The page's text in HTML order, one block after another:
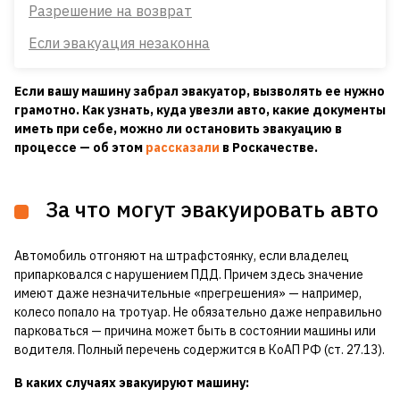
Разрешение на возврат
Если эвакуация незаконна
Если вашу машину забрал эвакуатор, вызволять ее нужно
грамотно. Как узнать, куда увезли авто, какие документы
иметь при себе, можно ли остановить эвакуацию в
процессе — об этом рассказали в Роскачестве.
За что могут эвакуировать авто
Автомобиль отгоняют на штрафстоянку, если владелец
припарковался с нарушением ПДД. Причем здесь значение
имеют даже незначительные «прегрешения» — например,
колесо попало на тротуар. Не обязательно даже неправильно
парковаться — причина может быть в состоянии машины или
водителя. Полный перечень содержится в КоАП РФ (ст. 27.13).
В каких случаях эвакуируют машину: